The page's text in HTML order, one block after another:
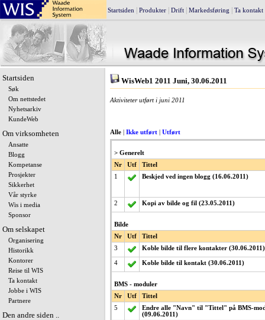
Startsiden Produkter Drift Markedsføring Ta kontakt
Startsiden
Søk
Om nettstedet
Nyhetsarkiv
KundeWeb
Om virksomheten
Ansatte
Blogg
Kompetanse
Prosjekter
Sikkerhet
Vår styrke
Wis i media
Sponsor
Om selskapet
Organisering
Historikk
Kontorer
Reise til WIS
Ta kontakt
Jobbe i WIS
Partnere
Den andre siden ..
WisWeb1 2011 Juni, 30.06.2011
Aktiviteter utført i juni 2011
Alle Ikke utført Utført
> Generelt
Nr
Utf
Tittel
1
Beskjed ved ingen blogg (16.06.2011)
2 Kopi av bilde og fil (23.05.2011)
Bilde
Nr
Utf
Tittel
3
Koble bilde til flere kontakter (30.06.2011)
4 Koble bilde til kontakt (30.06.2011)
BMS - moduler
Nr
Utf
Tittel
5
Endre alle "Navn" til "Tittel" på BMS-
(09.06.2011)